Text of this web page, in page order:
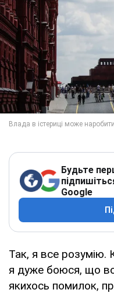
Будьте
Google
Так, я все розумію.
я дуже боюся, що
якихось помилок,